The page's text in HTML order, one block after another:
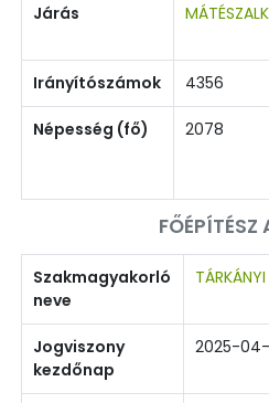
Járás
Irányítószámok 4356
Népesség (fő) 2078
FŐÉPÍTÉSZ
Szakmagyakorló
neve
Jogviszony
kezdőnap
2025-04-